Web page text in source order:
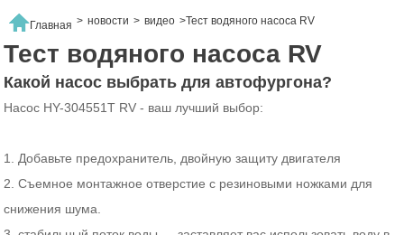
Главная > новости > видео >Тест водяного насоса RV
Тест водяного насоса RV
Какой насос выбрать для автофургона?
Насос HY-304551T RV - ваш лучший выбор:
1. Добавьте предохранитель, двойную защиту двигателя
2. Съемное монтажное отверстие с резиновыми ножками для
снижения шума.